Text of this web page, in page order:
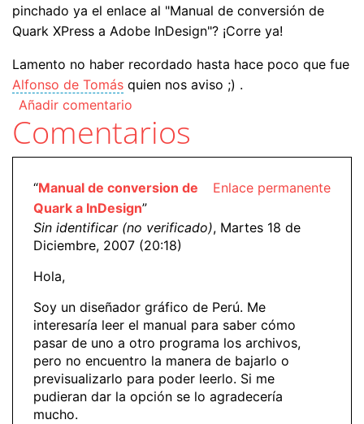
pinchado ya el enlace al "Manual de conversión de
Quark XPress a Adobe InDesign"? ¡Corre ya!
Lamento no haber recordado hasta hace poco que fue
Alfonso de Tomás quien nos aviso ;) .
Añadir comentario
Comentarios
Enlace permanente
“Manual de conversion de
Quark a InDesign”
Sin identificar (no verificado), Martes 18 de
Diciembre, 2007 (20:18)
Hola,
Soy un diseñador gráfico de Perú. Me
interesaría leer el manual para saber cómo
pasar de uno a otro programa los archivos,
pero no encuentro la manera de bajarlo o
previsualizarlo para poder leerlo. Si me
pudieran dar la opción se lo agradecería
mucho.